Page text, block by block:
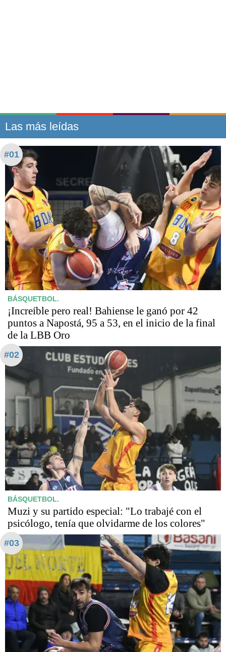
Las más leídas
#01
BÁSQUETBOL.
¡Increíble pero real! Bahiense le ganó por 42
puntos a Napostá, 95 a 53, en el inicio de la final
de la LBB Oro
#02
BÁSQUETBOL.
Muzi y su partido especial: "Lo trabajé con el
psicólogo, tenía que olvidarme de los colores"
#03